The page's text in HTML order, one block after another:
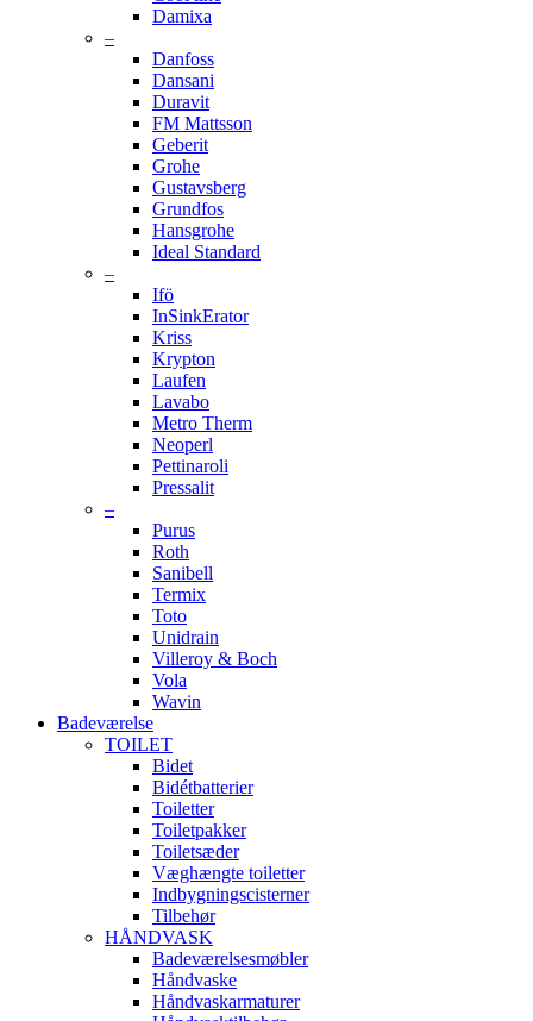
Damixa
–
Danfoss
Dansani
Duravit
FM Mattsson
Geberit
Grohe
Gustavsberg
Grundfos
Hansgrohe
Ideal Standard
–
Ifö
InSinkErator
Kriss
Krypton
Laufen
Lavabo
Metro Therm
Neoperl
Pettinaroli
Pressalit
–
Purus
Roth
Sanibell
Termix
Toto
Unidrain
Villeroy & Boch
Vola
Wavin
Badeværelse
TOILET
Bidet
Bidétbatterier
Toiletter
Toiletpakker
Toiletsæder
Væghængte toiletter
Indbygningscisterner
Tilbehør
HÅNDVASK
Badeværelsesmøbler
Håndvaske
Håndvaskarmaturer